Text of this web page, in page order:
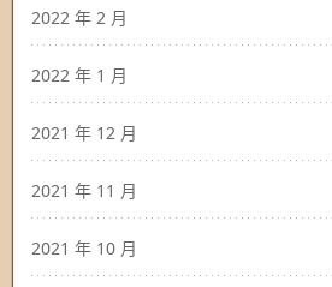
2022 年 2 月
2022 年 1 月
2021 年 12 月
2021 年 11 月
2021 年 10 月